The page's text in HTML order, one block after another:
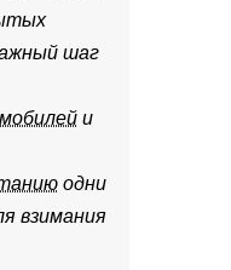
шаг
и
одни
взимания